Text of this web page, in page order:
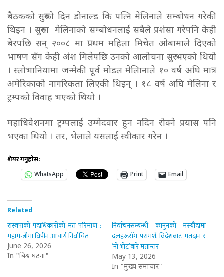
बैठकको सुरुको दिन डोनाल्ड कि पत्नि मेलिनाले सम्बोधन गरेकी
थिइन । सुरुमा मेलिनाको सम्बोधनलाई सबैले प्रशंसा गरेपनि केही
बेरपछि सन् २००८ मा प्रथम महिला मिचेत ओबामाले दिएको
भाषण सँग केही अंश मिलेपछि उनको आलोचना सुरु भएको थियो
। स्लोभानियामा जन्मेकी पूर्व मोडल मेलिानाले १० वर्ष अघि मात्र
अमेरिकाको नागरिकता लिएकी थिइन् । १८ वर्ष अघि मेलिना र
ट्रम्पको विवाह भएको थियो ।
महाधिवेशनमा ट्रम्पलाई उम्मेदवार हुन नदिन रोक्ने प्रयास पनि
भएका थियो । तर, भेलाले यसलाई स्वीकार गरेन ।
शेयर गर्नुहोस:
WhatsApp
Print Email
Related
रास्वपाको पदाधिकारीको मत परिमाण :
महामन्त्रीमा विपीन आचार्य निर्वाचित
June 26, 2026
In "बिश्व घटना"
निर्वाचनसम्बन्धी कानुनको मस्यौदामा
दलहरूसँग परामर्श, विदेशबाट मतदान र
‘नो भोट’बारे मतान्तर
May 13, 2026
In "मुख्य समाचार"